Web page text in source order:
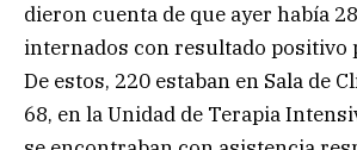
dieron cuenta de que ayer había
internados con resultado positivo
De estos, 220 estaban en Sala de
68, en la Unidad de Terapia